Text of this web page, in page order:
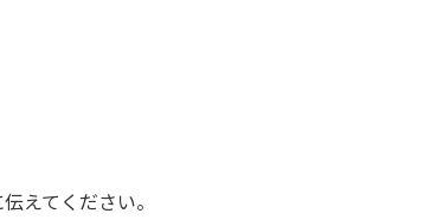
えてください。